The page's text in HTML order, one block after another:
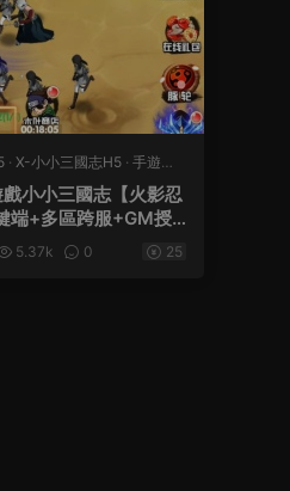
· X-小小三國志H5 · 手遊服
小小三國志【火影忍
端+多區跨服+GM授
5.37k 0 25